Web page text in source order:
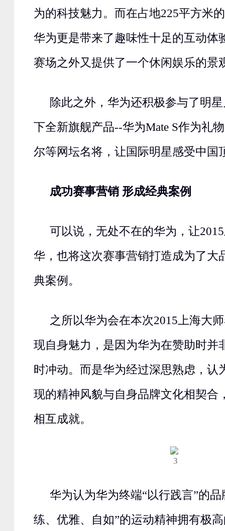
为的科技魅力。而在占地225平方米
华为更是带来了趣味性十足的互动体
赛场之外又提供了一个休闲娱乐的景
除此之外，华为还积极参与了明
下全新旗舰产品--华为Mate S作为礼
尔等网坛名将，让国际明星感受中国
成功赛事营销 形成经典案例
可以说，无处不在的华为，让
华，也将这次赛事营销打造成为了大
典案例。
之所以华为会在本次2015上海大
现自身魅力，是因为华为在赞助时并
时冲动。而是华为经过深思熟虑，认
现的精神风貌与自身品牌文化相契合
相互成就。
华为认为华为终端“以行践言”的
练、优雅、自如”的运动精神拥有极